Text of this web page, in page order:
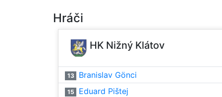
Hráči
HK Nižný Klátov
13 Branislav Gönci
15 Eduard Pištej